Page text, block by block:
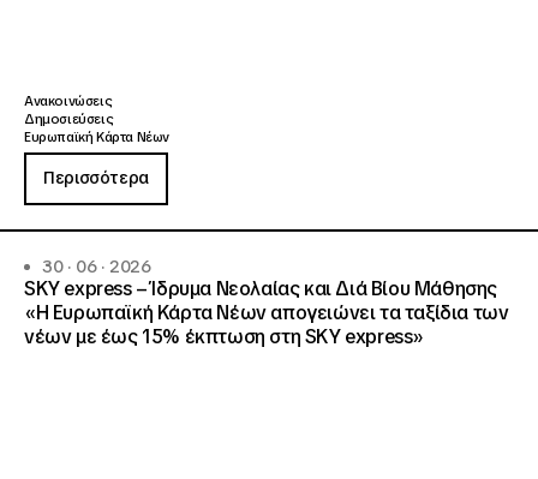
Ανακοινώσεις
Δημοσιεύσεις
Ευρωπαϊκή Κάρτα Νέων
Περισσότερα
30 · 06 · 2026
SKY express – Ίδρυμα Νεολαίας και Διά Βίου Μάθησης
«Η Ευρωπαϊκή Κάρτα Νέων απογειώνει τα ταξίδια των
νέων με έως 15% έκπτωση στη SKY express»